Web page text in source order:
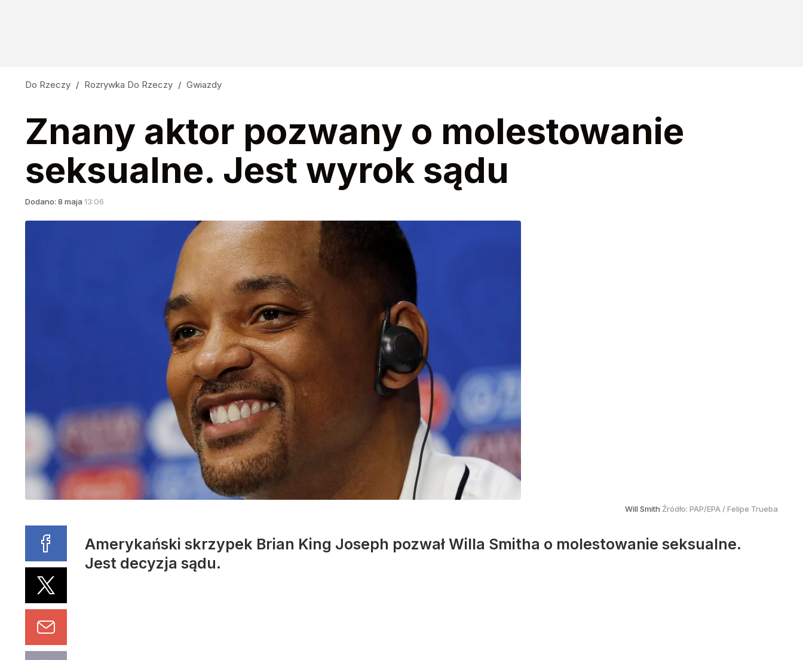
Nauczyciele z łapanki, czyli katastrofa oświatowa po polsku
14
Sama tego chciałaś
Do Rzeczy / Rozrywka Do Rzeczy / Gwiazdy
Znany aktor pozwany o molestowanie
seksualne. Jest wyrok sądu
Dodano: 8 maja 13:06
Will Smith Źródło: PAP/EPA /Felipe Trueba
Amerykański skrzypek Brian King Joseph pozwał Willa Smitha o molestowanie seksualne.
Jest decyzja sądu.